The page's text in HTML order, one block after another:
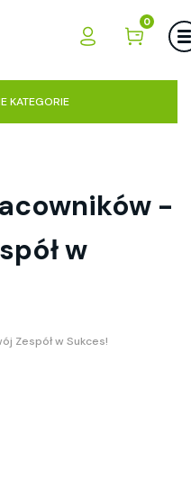
0
KATEGORIE
-
w
Zespół w Sukces!